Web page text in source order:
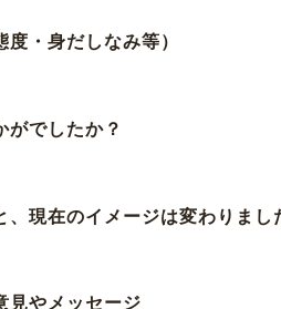
・身だしなみ等）
がでしたか？
現在のイメージは変わりまし
見やメッセージ